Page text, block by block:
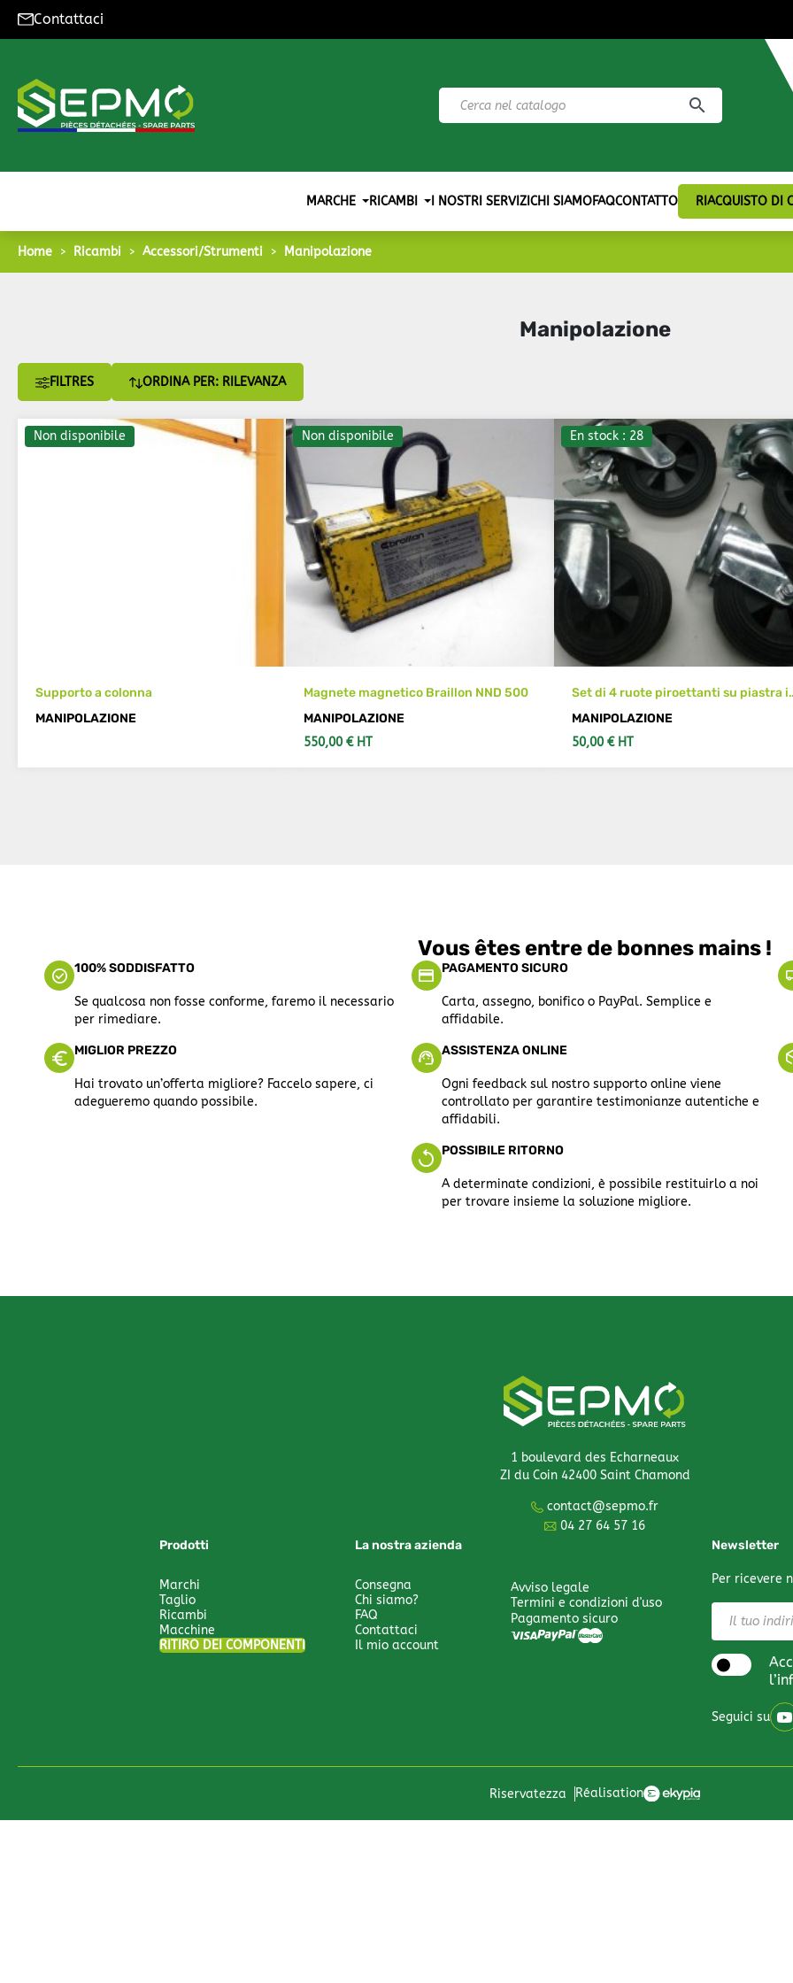
Contattaci
search
MARCHE RICAMBI I NOSTRI SERVIZI CHI SIAMOFAQCONTATTO RIACQUISTO DI
Home Ricambi Accessori/Strumenti Manipolazione
Manipolazione
FILTRES ORDINA PER: RILEVANZA
Non disponibile
Supporto a colonna
MANIPOLAZIONE
Non disponibile
Magnete magnetico Braillon NND 500
MANIPOLAZIONE
550,00 € HT
En stock : 28
Set di 4 ruote piroettanti su piastra
lamiera
MANIPOLAZIONE
50,00 € HT
Vous êtes entre de bonnes mains !
100% SODDISFATTO
Se qualcosa non fosse conforme, faremo il necessario
per rimediare.
PAGAMENTO SICURO
Carta, assegno, bonifico o PayPal. Semplice e
affidabile.
MIGLIOR PREZZO
Hai trovato un’offerta migliore? Faccelo sapere, ci
adegueremo quando possibile.
ASSISTENZA ONLINE
Ogni feedback sul nostro supporto online viene
controllato per garantire testimonianze autentiche e
affidabili.
POSSIBILE RITORNO
A determinate condizioni, è possibile restituirlo a noi
per trovare insieme la soluzione migliore.
1 boulevard des Echarneaux
ZI du Coin 42400 Saint Chamond
contact@sepmo.fr
04 27 64 57 16
Prodotti
Marchi
Taglio
Ricambi
Macchine
RITIRO DEI COMPONENTI
La nostra azienda
Consegna
Chi siamo?
FAQ
Contattaci
Il mio account
Avviso legale
Termini e condizioni d'uso
Pagamento sicuro
Newsletter
Per ricevere
Seguici su
Riservatezza Réalisation